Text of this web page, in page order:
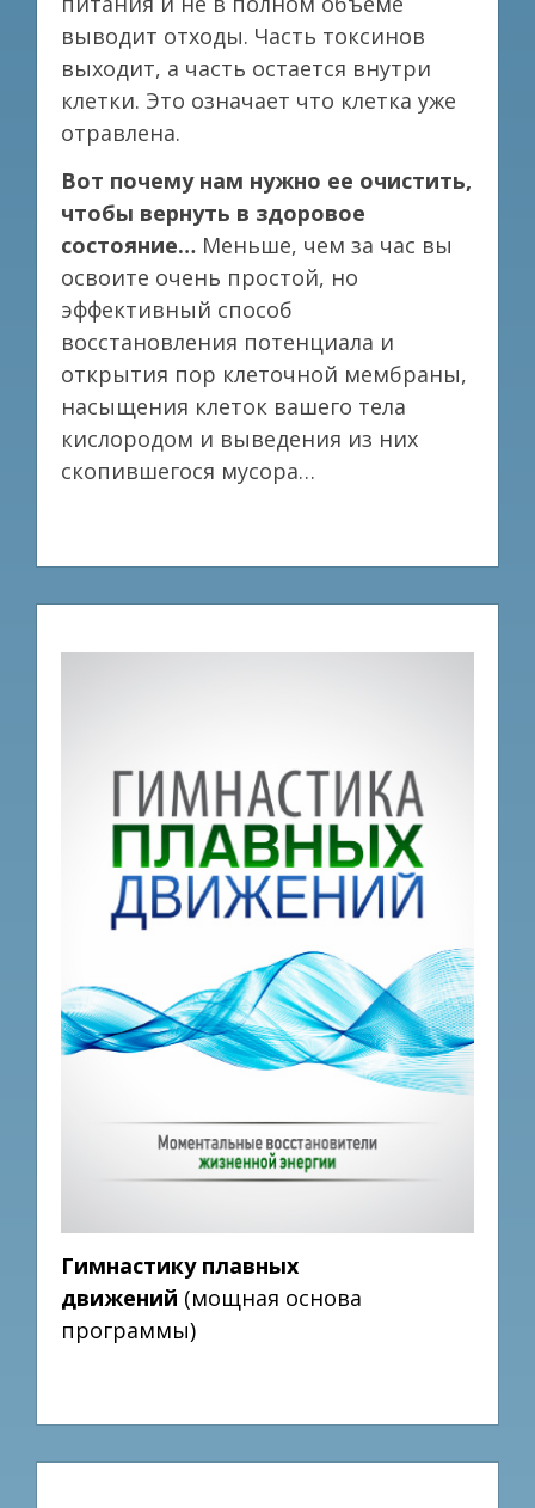
выводит отходы. Часть токсинов
выходит, а часть остается внутри
клетки. Это означает что клетка уже
отравлена.
Вот почему нам нужно ее очистить,
чтобы вернуть в здоровое
состояние… Меньше, чем за час вы
освоите очень простой, но
эффективный способ
восстановления потенциала и
открытия пор клеточной мембраны,
насыщения клеток вашего тела
кислородом и выведения из них
скопившегося мусора…
Гимнастику плавных
движений (мощная основа
программы)